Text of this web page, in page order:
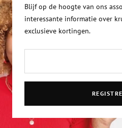
Blijf op de hoogte van ons
interessante informatie over
exclusieve kortingen.